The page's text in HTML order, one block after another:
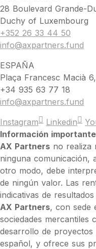
28 Boulevard Grande-
Duchy of Luxembourg
+352 26 33 44 50
info@axpartners.fund
ESPAÑA
Plaça Francesc Macià
+34 935 63 77 18
info@axpartners.fund
Instagram
Linkedin
Información importante
AX Partners no realiza
ninguna comunicación,
otro modo, debe
de ningún valor. Las
indicativas de
AX Partners, con sede
sociedades mercantiles
desarrollo de
español, y ofrece sus